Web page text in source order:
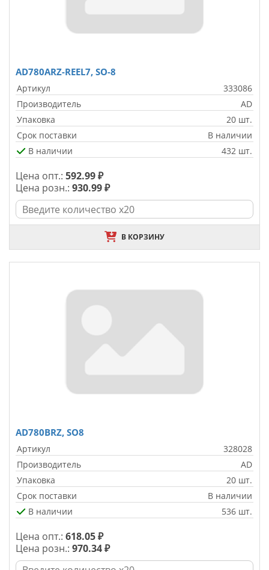
AD780ARZ-REEL7, SO-8
Артикул
333086
Производитель
AD
Упаковка
20 шт.
Срок поставки
В наличии
В наличии
432 шт.
Цена опт.: 592.99 ₽
Цена розн.: 930.99 ₽
В КОРЗИНУ
AD780BRZ, SO8
Артикул
328028
Производитель
AD
Упаковка
20 шт.
Срок поставки
В наличии
В наличии
536 шт.
Цена опт.: 618.05 ₽
Цена розн.: 970.34 ₽